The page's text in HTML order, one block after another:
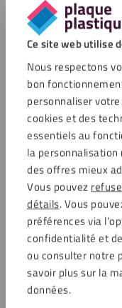
Ce site web utilise
Nous respectons
bon
personnaliser
cookies et des
essentiels au
la
des offres mieux
Vous pouvez
détails. Vous
préférences via
confidentialité et
ou consulter notre
savoir plus sur la
données.